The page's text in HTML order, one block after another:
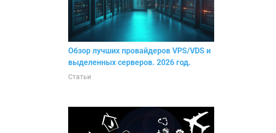
Обзор лучших провайдеров VPS/VDS и
выделенных серверов. 2026 год.
Статьи